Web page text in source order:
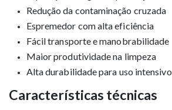
Redução da contaminação cruzada
Espremedor com alta eficiência
Fácil transporte e manobrabilidade
Maior produtividade na limpeza
Alta durabilidade para uso intensivo
Características técnicas